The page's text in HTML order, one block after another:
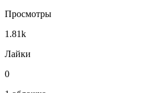
Просмотры
1.81k
Лайки
0